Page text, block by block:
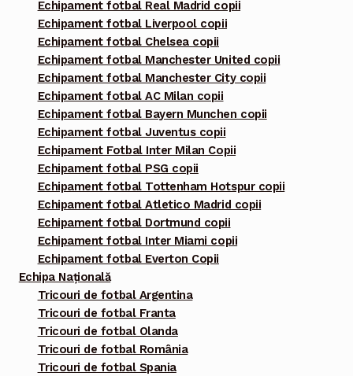
Echipament fotbal Real Madrid copii
Echipament fotbal Liverpool copii
Echipament fotbal Chelsea copii
Echipament fotbal Manchester United copii
Echipament fotbal Manchester City copii
Echipament fotbal AC Milan copii
Echipament fotbal Bayern Munchen copii
Echipament fotbal Juventus copii
Echipament Fotbal Inter Milan Copii
Echipament fotbal PSG copii
Echipament fotbal Tottenham Hotspur copii
Echipament fotbal Atletico Madrid copii
Echipament fotbal Dortmund copii
Echipament fotbal Inter Miami copii
Echipament fotbal Everton Copii
Echipa Națională
Tricouri de fotbal Argentina
Tricouri de fotbal Franta
Tricouri de fotbal Olanda
Tricouri de fotbal România
Tricouri de fotbal Spania